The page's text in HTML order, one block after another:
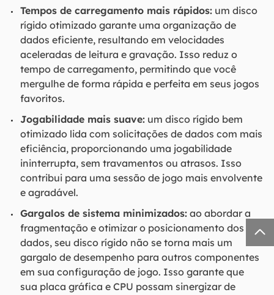
Tempos de carregamento mais rápidos:um disco
rígido otimizado garante uma organização de
dados eficiente, resultando em velocidades
aceleradas de leitura e gravação. Isso reduz o
tempo de carregamento, permitindo que você
mergulhe de forma rápida e perfeita em seus jogos
favoritos.
Jogabilidade mais suave:um disco rígido bem
otimizado lida com solicitações de dados com mais
eficiência, proporcionando uma jogabilidade
ininterrupta, sem travamentos ou atrasos. Isso
contribui para uma sessão de jogo mais envolvente
e agradável.
Gargalos de sistema minimizados:ao abordar a
fragmentação e otimizar o posicionamento dos
dados, seu disco rígido não se torna mais um
gargalo de desempenho para outros componentes
em sua configuração de jogo. Isso garante que
sua placa gráfica e CPU possam sinergizar de
